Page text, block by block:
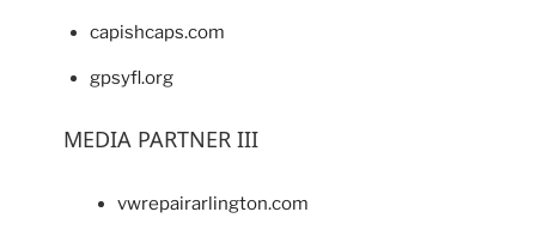
capishcaps.com
gpsyfl.org
MEDIA PARTNER III
vwrepairarlington.com